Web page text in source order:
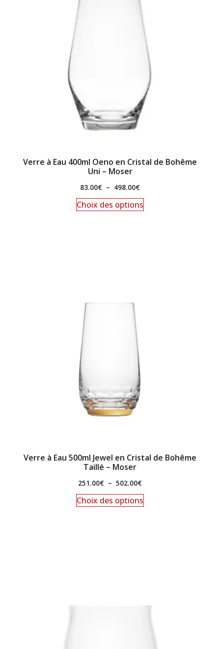
Verre à Eau 400ml Oeno en Cristal de Bohême
Uni – Moser
83.00€ – 498.00€
Choix des options
Verre à Eau 500ml Jewel en Cristal de Bohême
Taillé – Moser
251.00€ – 502.00€
Choix des options